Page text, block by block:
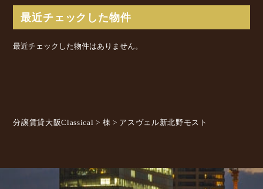
最近チェックした物件
最近チェックした物件はありません。
分譲賃貸大阪Classical > 棟 > アスヴェル新北野モスト